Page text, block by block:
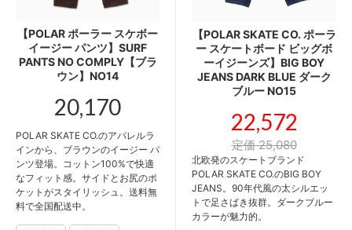
【POLAR ポーラー スケボー
イージー パンツ】SURF
PANTS NO COMPLY【ブラ
ウン】NO14
20,170
POLAR SKATE CO.のアパレルラ
インから、ブラウンのイージー パ
ンツ登場。コットン100%で快適
なフィット感。サイドとお尻のポ
ケットがスタイリッシュ。送料無
料で全国配送中。
【POLAR SKATE CO. ポーラ
ー スケートボード ビッグボ
ーイジーンズ】BIG BOY
JEANS DARK BLUE ダーク
ブルー NO15
22,572
定価 25,080
北欧発のスケートブランド
POLAR SKATE CO.のBIG BOY
JEANS。90年代風の太シルエッ
トで足さばき抜群。ダークブルー
カラーが魅力的。